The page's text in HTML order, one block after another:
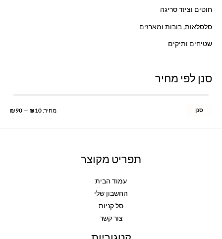
5
חוטים וציוד סריגה
סלסלאות, בובות ומארזים
שטיחים ותיקים
סנן לפי מחיר
סנן מחיר:₪10
—
₪90
תפריט מקוצר
עמוד הבית
החשבון שלי
סל קניות
צור קשר